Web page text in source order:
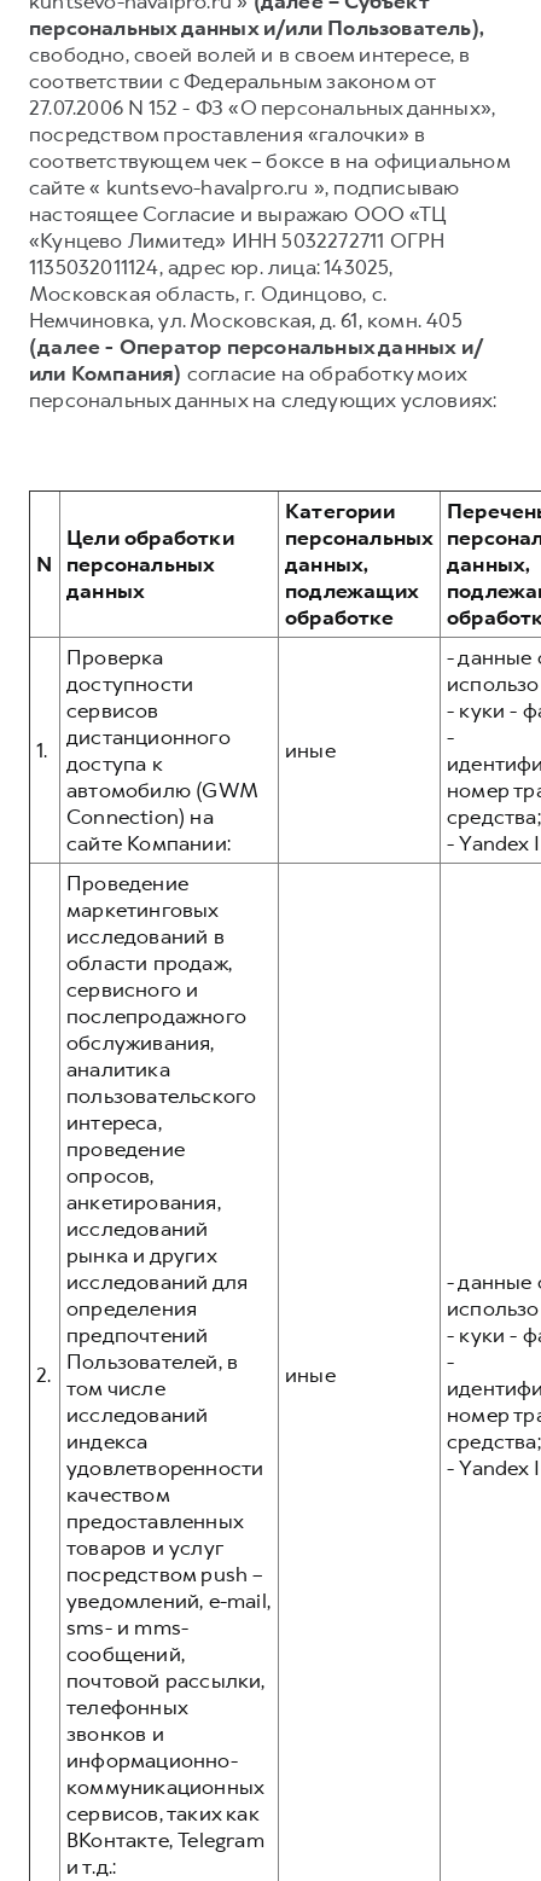
H7 H9
от 4 799 000 ₽
Тест-драйв
Трейд-ин
КРЕДИТ И СТРАХОВАНИЕ
Кредитный калькулятор
Страхование
Кредит
КОРПОРАТИВНЫМ КЛИЕНТАМ
Для малого бизнеса
Система управления автопарком
Сервис для корпоративных клиентов
HAVAL Лизинг
АКСЕССУАРЫ HAVAL
Автомобильные аксессуары
Коллекция PRO
Коллекция Базовая
Коллекция Детская
СЕРВИСНОЕ ОБСЛУЖИВАНИЕ
Нулевое ТО
Программа «Помощь на дороге»
Регламенты технического обслуживания
Электронный ПТС
ПОДДЕРЖКА
GWM Безопасность
Гарантия HAVAL
Мобильное приложение GWM
АКСЕССУАРЫ HAVAL
Автомобильные аксессуары
Коллекция PRO
Коллекция Базовая
Коллекция Детская
О дилере
Наша команда
Контакты
персональных данных и/или Пользователь),
свободно, своей волей и в своем интересе, в
соответствии с Федеральным законом от
27.07.2006 N 152 - ФЗ «О персональных данных»,
посредством проставления «галочки» в
соответствующем чек – боксе в на официальном
сайте « kuntsevo-havalpro.ru », подписываю
настоящее Согласие и выражаю ООО «ТЦ
«Кунцево Лимитед» ИНН 5032272711 ОГРН
1135032011124, адрес юр. лица: 143025,
Московская область, г. Одинцово, с.
Немчиновка, ул. Московская, д. 61, комн. 405
(далее - Оператор персональных данных и/
или Компания) согласие на обработку моих
персональных данных на следующих условиях:
N
Цели обработки
персональных
данных
Категории
персональных
данных,
подлежащих
обработке
данных,
1.
Проверка
доступности
сервисов
дистанционного
доступа к
автомобилю (GWM
Connection) на
сайте Компании:
иные
- данные
- куки -
-
номер
средства;
- Yandex
2.
Проведение
маркетинговых
исследований в
области продаж,
сервисного и
послепродажного
обслуживания,
аналитика
пользовательского
интереса,
проведение
опросов,
анкетирования,
исследований
рынка и других
исследований для
определения
предпочтений
Пользователей, в
том числе
исследований
индекса
удовлетворенности
качеством
предоставленных
товаров и услуг
посредством push –
уведомлений, e-mail,
sms- и mms-
сообщений,
почтовой рассылки,
телефонных
звонков и
информационно-
коммуникационных
сервисов, таких как
ВКонтакте, Telegram
и т.д.:
иные
- данные
- куки -
-
номер
средства;
- Yandex